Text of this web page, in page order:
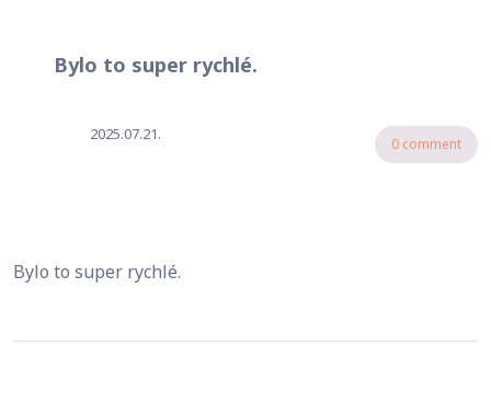
Bylo to super rychlé.
2025.07.21.
0 comment
Bylo to super rychlé.